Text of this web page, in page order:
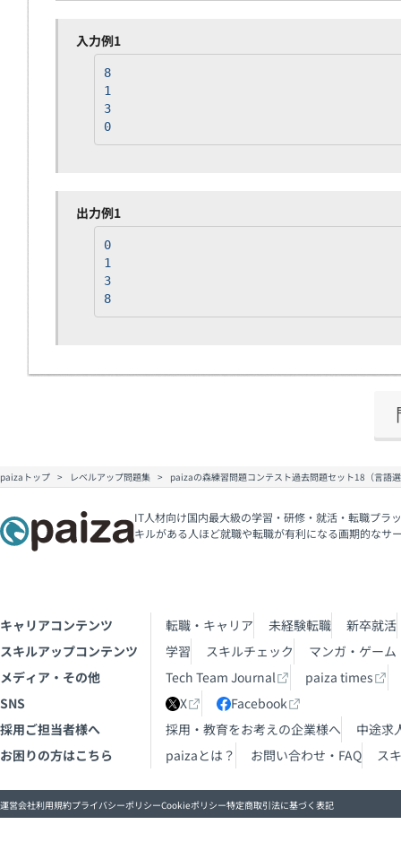
入力例1
8
1
3
0
出力例1
0
1
3
8
paizaトップ レベルアップ問題集 paizaの森練習問題コンテスト過去問題セット18（言語
IT人材向け国内最大級の学習・研修・就活・転職プラ
キルがある人ほど就職や転職が有利になる画期的なサ
キャリアコンテンツ 転職・キャリア 未経験転職
新卒就活
スキルアップコンテンツ
学習 スキルチェック
マンガ・ゲーム
メディア・その他
Tech Team Journal
paiza times
SNS
X
Facebook
採用ご担当者様へ
採用・教育をお考えの企業様へ
中途求
お困りの方はこちら
paizaとは？ お問い合わせ・FAQ ス
運営会社利用規約プライバシーポリシーCookieポリシー特定商取引法に基づく表記